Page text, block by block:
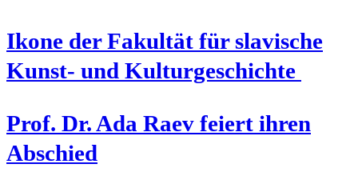
Iko­ne der Fakul­tät für sla­vi­sche
Kunst- und Kulturgeschichte
Prof. Dr. Ada Raev fei­ert ihren
Abschied